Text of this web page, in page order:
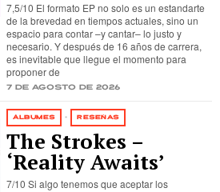
7,5/10 El formato EP no solo es un estandarte
de la brevedad en tiempos actuales, sino un
espacio para contar –y cantar– lo justo y
necesario. Y después de 16 años de carrera,
es inevitable que llegue el momento para
proponer de
7 de agosto de 2026
ÁLBUMES · RESEÑAS
The Strokes –
‘Reality Awaits’
7/10 Si algo tenemos que aceptar los